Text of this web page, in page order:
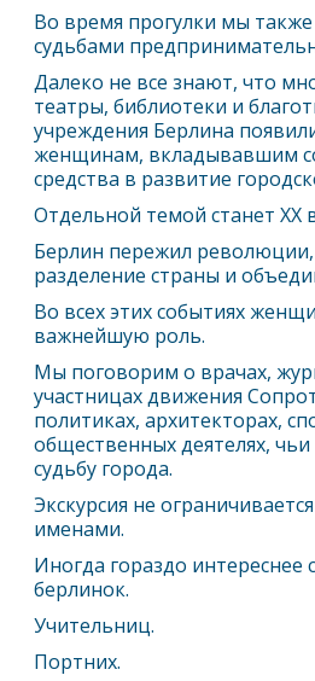
Во время прогулки мы
судьбами
Далеко не все знают, что
театры, библиотеки и
учреждения Берлина
женщинам, вкладывавшим
средства в развитие
Отдельной темой станет XX
Берлин пережил
разделение страны и
Во всех этих событиях
важнейшую роль.
Мы поговорим о врачах,
участницах движения
политиках, архитекторах,
общественных деятелях,
судьбу города.
Экскурсия не
именами.
Иногда гораздо интереснее
берлинок.
Учительниц.
Портних.